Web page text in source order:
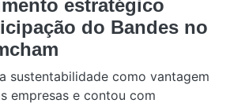
estratégico
do Bandes no
sustentabilidade como vantagem
empresas e contou com